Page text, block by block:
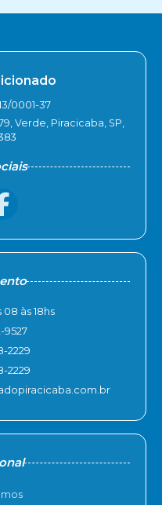
0001-37
Verde, Piracicaba, SP,
às 18hs
9527
2229
2229